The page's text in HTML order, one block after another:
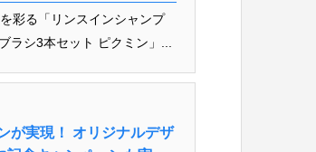
彩る「リンスインシャンプ
ラシ3本セット ピクミン」...
が実現！ オリジナルデザ